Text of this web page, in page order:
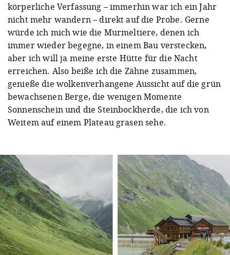
körperliche Verfassung – immerhin war ich ein Jahr
nicht mehr wandern – direkt auf die Probe. Gerne
würde ich mich wie die Murmeltiere, denen ich
immer wieder begegne, in einem Bau verstecken,
aber ich will ja meine erste Hütte für die Nacht
erreichen. Also beiße ich die Zähne zusammen,
genieße die wolkenverhangene Aussicht auf die grün
bewachsenen Berge, die wenigen Momente
Sonnenschein und die Steinbockherde, die ich von
Weitem auf einem Plateau grasen sehe.